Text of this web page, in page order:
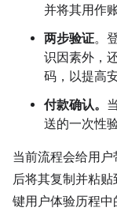
并将其用作
两步验证。
识因素外，
码，以提高
付款确认。
送的一次性
当前流程会给用
后将其复制并粘
键用户体验历程